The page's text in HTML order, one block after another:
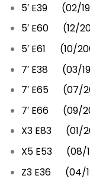
5′ E39 (02/
5′ E60 (12/
5′ E61 (10/
7′ E38 (03/
7′ E65 (07/
7′ E66 (09/
X3 E83 (01/
X5 E53 (08/
Z3 E36 (04/